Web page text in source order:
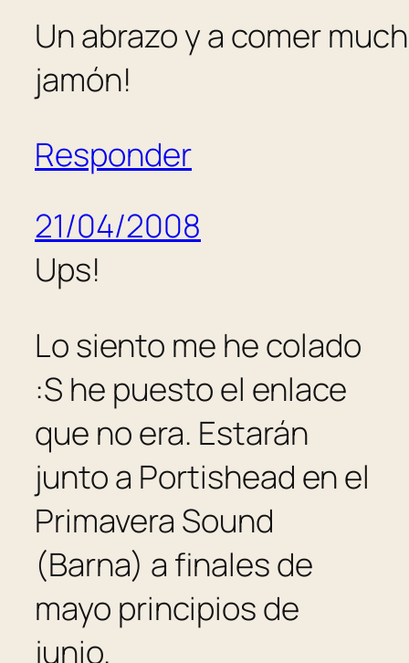
Un abrazo y a comer
jamón!
Responder
21/04/2008
Ups!
Lo siento me he colado
:S he puesto el enlace
que no era. Estarán
junto a Portishead en el
Primavera Sound
(Barna) a finales de
mayo principios de
junio.